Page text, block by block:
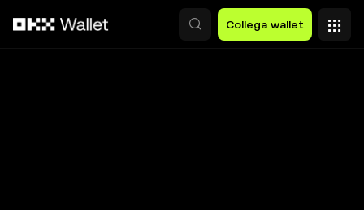
Collega wallet